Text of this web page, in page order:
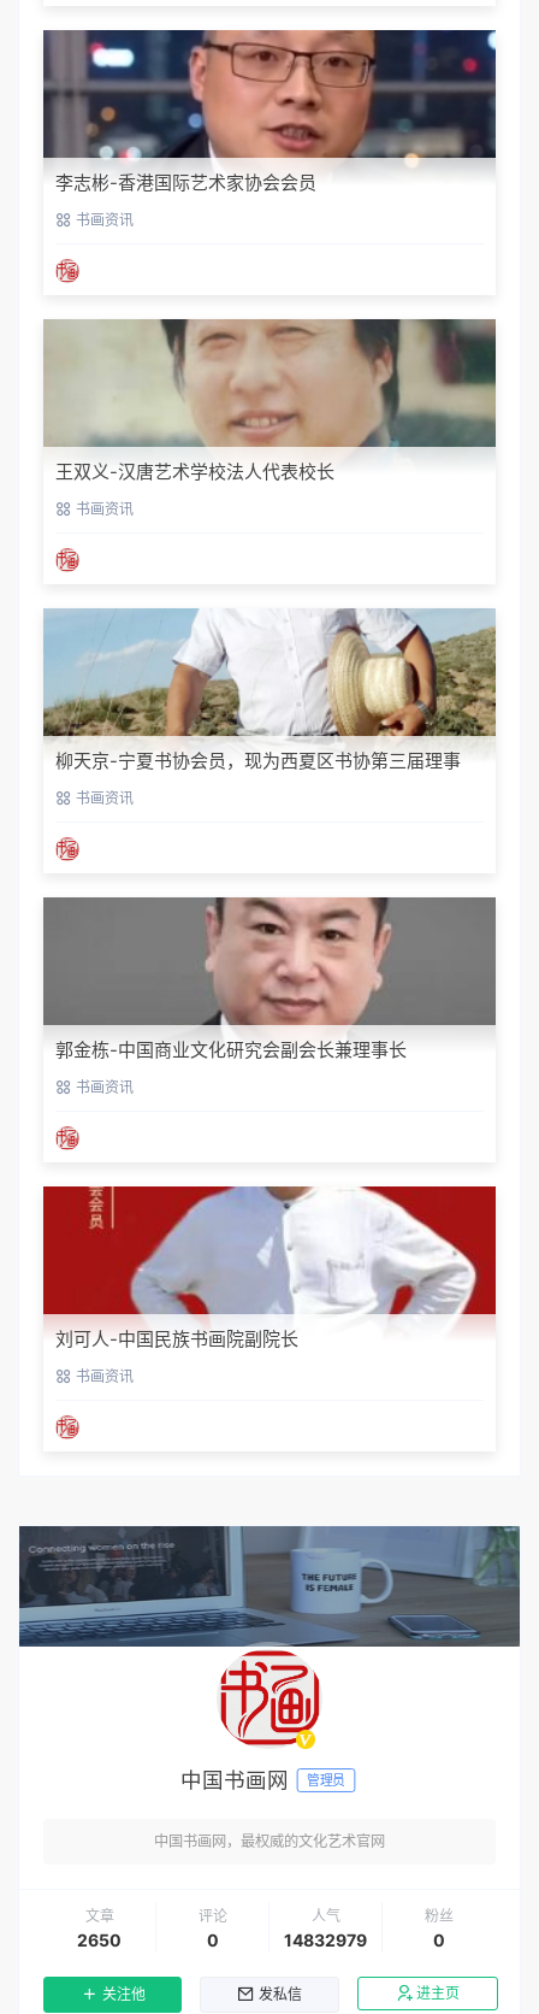
李志彬-香港国际艺术家协会会员
书画资讯
王双义-汉唐艺术学校法人代表校长
书画资讯
柳天京-宁夏书协会员，现为西夏区书协第三届理事
书画资讯
郭金栋-中国商业文化研究会副会长兼理事长
书画资讯
刘可人-中国民族书画院副院长
书画资讯
中国书画网 管理员
中国书画网，最权威的文化艺术官网
文章
2650
评论
0
人气
14832979
粉丝
0
关注他 发私信 进主页